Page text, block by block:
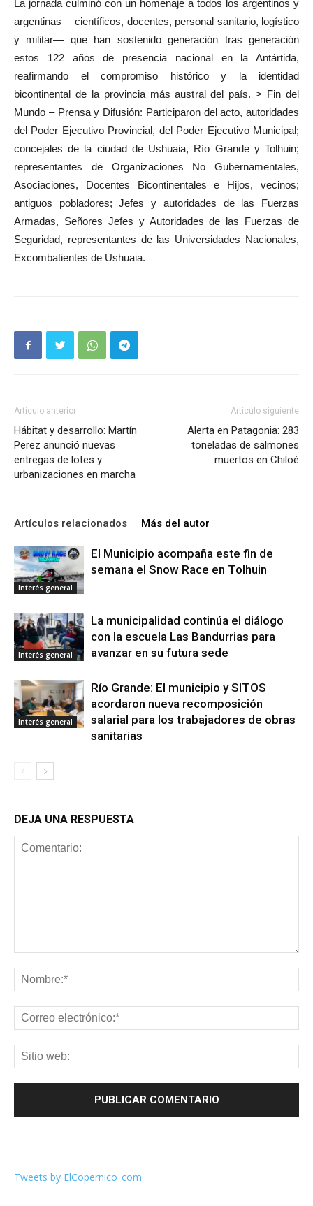
La jornada culminó con un homenaje a todos los argentinos y
argentinas —científicos, docentes, personal sanitario, logístico
y militar— que han sostenido generación tras generación
estos 122 años de presencia nacional en la Antártida,
reafirmando el compromiso histórico y la identidad
bicontinental de la provincia más austral del país. > Fin del
Mundo – Prensa y Difusión: Participaron del acto, autoridades
del Poder Ejecutivo Provincial, del Poder Ejecutivo Municipal;
concejales de la ciudad de Ushuaia, Río Grande y Tolhuin;
representantes de Organizaciones No Gubernamentales,
Asociaciones, Docentes Bicontinentales e Hijos, vecinos;
antiguos pobladores; Jefes y autoridades de las Fuerzas
Armadas, Señores Jefes y Autoridades de las Fuerzas de
Seguridad, representantes de las Universidades Nacionales,
Excombatientes de Ushuaia.
Artículo anterior
Hábitat y desarrollo: Martín
Perez anunció nuevas
entregas de lotes y
urbanizaciones en marcha
Artículo siguiente
Alerta en Patagonia: 283
toneladas de salmones
muertos en Chiloé
Artículos relacionados Más del autor
Interés general
El Municipio acompaña este fin de
semana el Snow Race en Tolhuin
Interés general
La municipalidad continúa el diálogo
con la escuela Las Bandurrias para
avanzar en su futura sede
Interés general
Río Grande: El municipio y SITOS
acordaron nueva recomposición
salarial para los trabajadores de obras
sanitarias
DEJA UNA RESPUESTA
Tweets by ElCopernico_com